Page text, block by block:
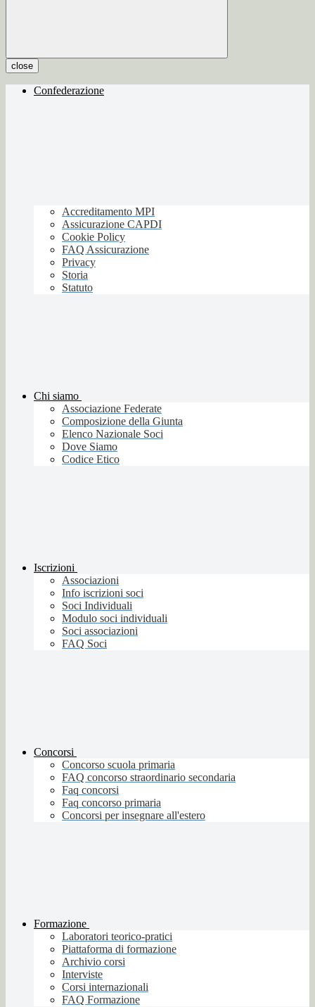
close
Confederazione
Accreditamento MPI
Assicurazione CAPDI
Cookie Policy
FAQ Assicurazione
Privacy
Storia
Statuto
Chi siamo
Associazione Federate
Composizione della Giunta
Elenco Nazionale Soci
Dove Siamo
Codice Etico
Iscrizioni
Associazioni
Info iscrizioni soci
Soci Individuali
Modulo soci individuali
Soci associazioni
FAQ Soci
Concorsi
Concorso scuola primaria
FAQ concorso straordinario secondaria
Faq concorsi
Faq concorso primaria
Concorsi per insegnare all'estero
Formazione
Laboratori teorico-pratici
Piattaforma di formazione
Archivio corsi
Interviste
Corsi internazionali
FAQ Formazione